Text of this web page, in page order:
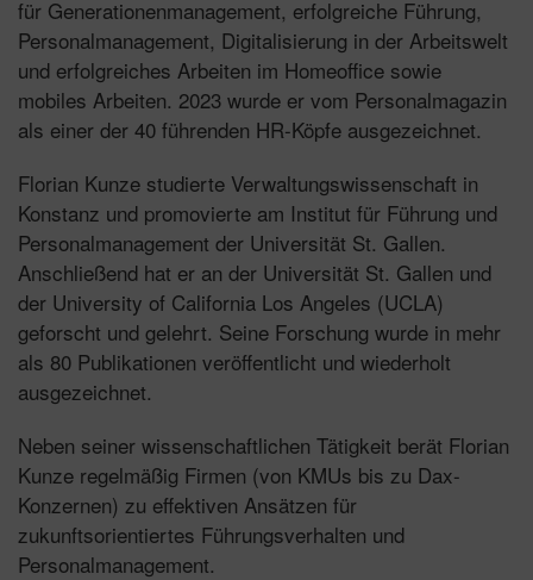
für Generationenmanagement, erfolgreiche Führung,
Personalmanagement, Digitalisierung in der Arbeitswelt
und erfolgreiches Arbeiten im Homeoffice sowie
mobiles Arbeiten. 2023 wurde er vom Personalmagazin
als einer der 40 führenden HR-Köpfe ausgezeichnet.
Florian Kunze studierte Verwaltungswissenschaft in
Konstanz und promovierte am Institut für Führung und
Personalmanagement der Universität St. Gallen.
Anschließend hat er an der Universität St. Gallen und
der University of California Los Angeles (UCLA)
geforscht und gelehrt. Seine Forschung wurde in mehr
als 80 Publikationen veröffentlicht und wiederholt
ausgezeichnet.
Neben seiner wissenschaftlichen Tätigkeit berät Florian
Kunze regelmäßig Firmen (von KMUs bis zu Dax-
Konzernen) zu effektiven Ansätzen für
zukunftsorientiertes Führungsverhalten und
Personalmanagement.